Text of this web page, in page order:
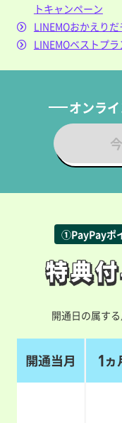
トキャンペーン
LINEMOおかえり
LINEMOベストプ
オンラ
①PayPayポ
特典
特典
開通日の属す